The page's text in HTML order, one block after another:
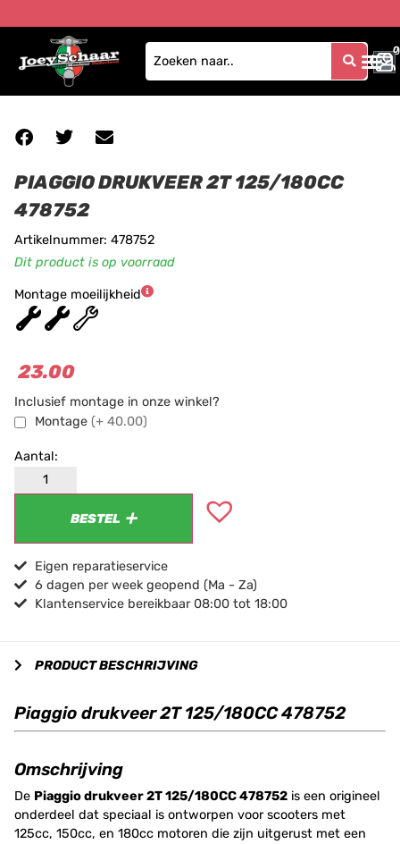
0
0
PIAGGIO DRUKVEER 2T 125/180CC
478752
Artikelnummer: 478752
Dit product is op voorraad
Montage moeilijkheid
★★★
23.00
Inclusief montage in onze winkel?
Montage (+ 40.00)
BESTEL
Eigen reparatieservice
6 dagen per week geopend (Ma - Za)
Klantenservice bereikbaar 08:00 tot 18:00
PRODUCT BESCHRIJVING
Piaggio drukveer 2T 125/180CC 478752
Omschrijving
De Piaggio drukveer 2T 125/180CC 478752 is een origineel
onderdeel dat speciaal is ontworpen voor scooters met
125cc, 150cc, en 180cc motoren die zijn uitgerust met een